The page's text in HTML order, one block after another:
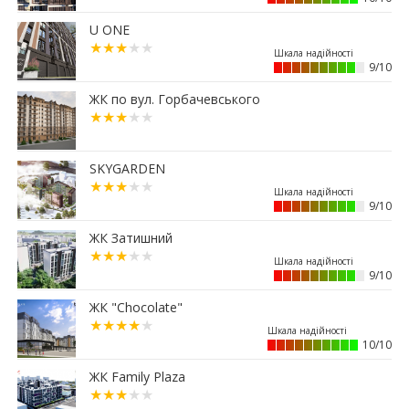
13:08
Площу в центрі Франківська продадуть майже
за 7 млн грн
11:23
Вибір меблів для маленьких квартир: актуальні
рішення 2026 року
01.07.2026
15:12
Житловий район “Княгинин” – від
архітектурного задуму до повноцінного
міського середовища
15:38
Альтернатива депозитам: скільки можна
заробити на купівлі паркомісця у Франківську
12:52
Мешканці одного з мікрорайонів Франківська
вимагають перевірити чергову будову
26.06.2026
13:40
Квартири здорожчали на 14%: скільки тепер
коштує житло у Франківську
25.06.2026
U ONE
9/10
ЖК по вул. Горбачевського
SKYGARDEN
9/10
ЖК Затишний
9/10
ЖК "Chocolate"
10/10
ЖК Family Plaza